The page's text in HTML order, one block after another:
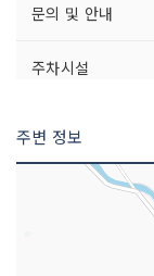
문의 및 안내
주차시설
이용시간
주변 정보